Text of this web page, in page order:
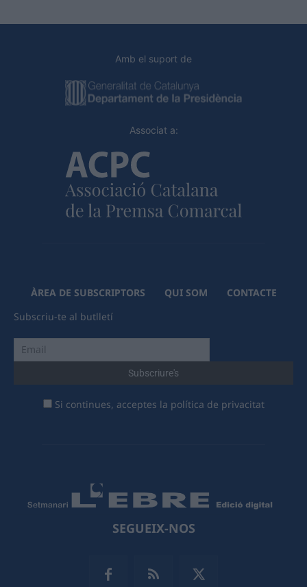
Amb el suport de
Associat a:
ÀREA DE SUBSCRIPTORS QUI SOM
CONTACTE
Subscriu-te al butlletí
Si continues, acceptes la política de privacitat
SEGUEIX-NOS